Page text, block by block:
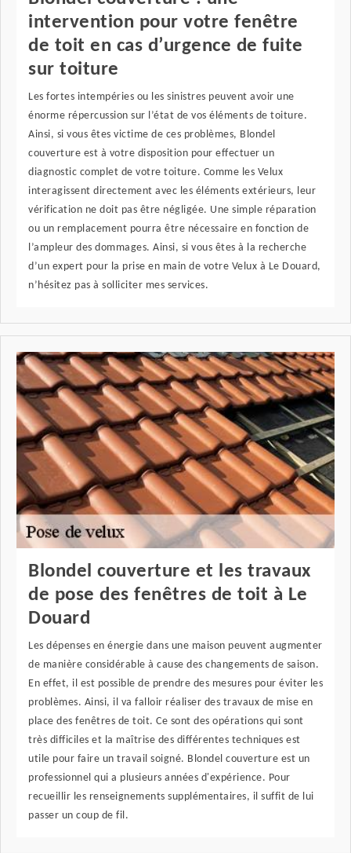
intervention pour votre fenêtre
de toit en cas d’urgence de fuite
sur toiture
Les fortes intempéries ou les sinistres peuvent avoir une
énorme répercussion sur l’état de vos éléments de toiture.
Ainsi, si vous êtes victime de ces problèmes, Blondel
couverture est à votre disposition pour effectuer un
diagnostic complet de votre toiture. Comme les Velux
interagissent directement avec les éléments extérieurs, leur
vérification ne doit pas être négligée. Une simple réparation
ou un remplacement pourra être nécessaire en fonction de
l’ampleur des dommages. Ainsi, si vous êtes à la recherche
d’un expert pour la prise en main de votre Velux à Le Douard,
n’hésitez pas à solliciter mes services.
Blondel couverture et les travaux
de pose des fenêtres de toit à Le
Douard
Les dépenses en énergie dans une maison peuvent augmenter
de manière considérable à cause des changements de saison.
En effet, il est possible de prendre des mesures pour éviter les
problèmes. Ainsi, il va falloir réaliser des travaux de mise en
place des fenêtres de toit. Ce sont des opérations qui sont
très difficiles et la maîtrise des différentes techniques est
utile pour faire un travail soigné. Blondel couverture est un
professionnel qui a plusieurs années d'expérience. Pour
recueillir les renseignements supplémentaires, il suffit de lui
passer un coup de fil.